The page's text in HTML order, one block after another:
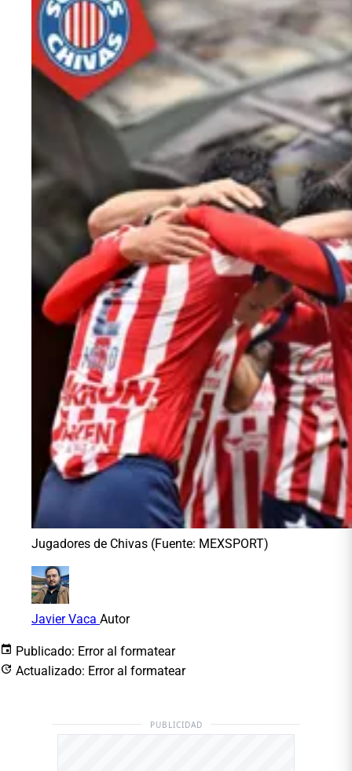
Jugadores de Chivas (Fuente: MEXSPORT)
Javier Vaca Autor
Publicado: Error al formatear
Actualizado: Error al formatear
PUBLICIDAD